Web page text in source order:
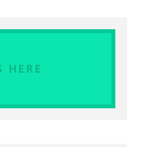
HERE